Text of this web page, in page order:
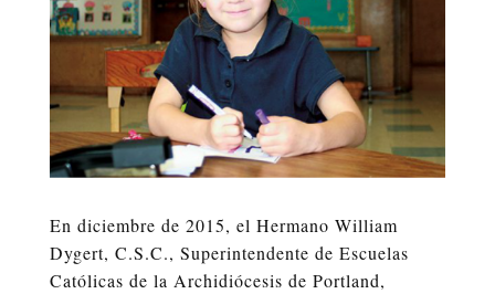
En diciembre de 2015, el Hermano William
Dygert, C.S.C., Superintendente de Escuelas
Católicas de la Archidiócesis de Portland,